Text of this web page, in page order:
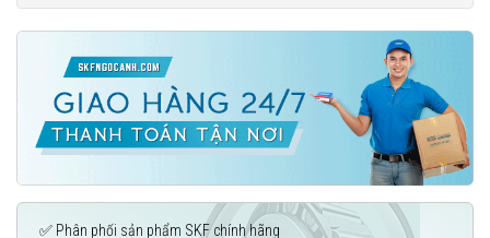
✅ Phân phối sản phẩm SKF chính hãng